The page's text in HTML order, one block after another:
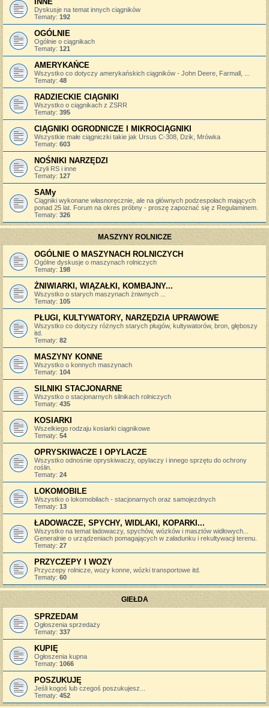
Dyskusje na temat innych ciągników
Tematy: 192
OGÓLNIE
Ogólnie o ciągnikach
Tematy: 121
AMERYKAŃCE
Wszystko co dotyczy amerykańskich ciągników - John Deere, Farmall, ...
Tematy: 48
RADZIECKIE CIĄGNIKI
Wszystko o ciągnikach z ZSRR
Tematy: 395
CIĄGNIKI OGRODNICZE I MIKROCIĄGNIKI
Wszystkie małe ciągniczki takie jak Ursus C-308, Dzik, Mrówka
Tematy: 603
NOŚNIKI NARZĘDZI
Czyli RS i inne
Tematy: 127
SAMy
Ciągniki wykonane własnoręcznie, ale na głównych podzespołach mających
ponad 25 lat. Forum na okres próbny - proszę zapoznać się z Regulaminem.
Tematy: 326
MASZYNY ROLNICZE
OGÓLNIE O MASZYNACH ROLNICZYCH
Ogólne dyskusje o maszynach rolniczych
Tematy: 198
ŻNIWIARKI, WIĄZAŁKI, KOMBAJNY...
Wszystko o starych maszynach żniwnych ...
Tematy: 105
PŁUGI, KULTYWATORY, NARZĘDZIA UPRAWOWE
Wszystko co dotyczy różnych starych pługów, kultywatorów, bron, głęboszy
itd.
Tematy: 82
MASZYNY KONNE
Wszystko o konnych maszynach
Tematy: 104
SILNIKI STACJONARNE
Wszystko o stacjonarnych silnikach rolniczych
Tematy: 435
KOSIARKI
Wszelkiego rodzaju kosiarki ciągnikowe
Tematy: 54
OPRYSKIWACZE I OPYLACZE
Wszystko odnośnie opryskiwaczy, opylaczy i innego sprzętu do ochrony
roślin.
Tematy: 24
LOKOMOBILE
Wszystko o lokomobilach - stacjonarnych oraz samojezdnych
Tematy: 13
ŁADOWACZE, SPYCHY, WIDLAKI, KOPARKI...
Wszystko na temat ładowaczy, spychów, wózków i masztów widłowych...
Generalnie o urządzeniach pomagających w załadunku i rekultywacji terenu.
Tematy: 27
PRZYCZEPY I WOZY
Przyczepy rolnicze, wozy konne, wózki transportowe itd.
Tematy: 60
GIEŁDA
SPRZEDAM
Ogłoszenia sprzedaży
Tematy: 337
KUPIĘ
Ogłoszenia kupna
Tematy: 1066
POSZUKUJĘ
Jeśli kogoś lub czegoś poszukujesz...
Tematy: 452